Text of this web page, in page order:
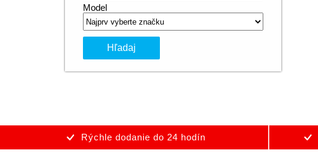
Model
Rýchle dodanie do 24 hodín